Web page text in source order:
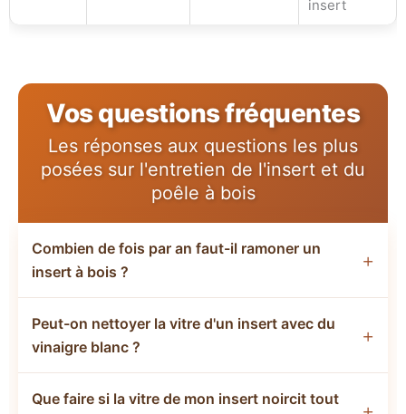
insert
Vos questions fréquentes
Les réponses aux questions les plus
posées sur l'entretien de l'insert et du
poêle à bois
Combien de fois par an faut-il ramoner un
insert à bois ?
fois par an pour un insert à bois. En pratique, la
plupart des règlements sanitaires départementaux
recommandent deux ramonages annuels pour les
appareils à bois : un pendant la période de chauffe et
Peut-on nettoyer la vitre d'un insert avec du
vinaigre blanc ?
traces, mais il n'est pas le plus efficace sur les
Que faire si la vitre de mon insert noircit tout